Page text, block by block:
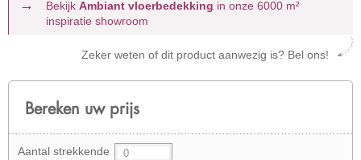
Bekijk Ambiant vloerbedekking in onze 6000 m²
inspiratie showroom
Zeker weten of dit product aanwezig is? Bel ons!
Bereken uw prijs
Aantal strekkende